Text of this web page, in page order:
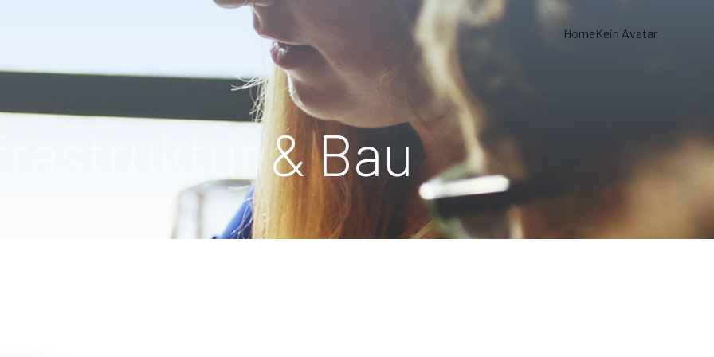
HomeKein Avatar
& Bau